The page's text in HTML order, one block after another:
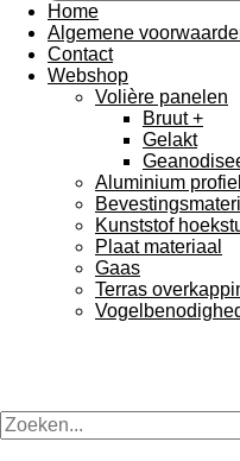
Home
Algemene
Contact
Webshop
Volière panelen
Bruut +
Gelakt
Aluminium
Kunststof
Plaat materiaal
Gaas
Terras